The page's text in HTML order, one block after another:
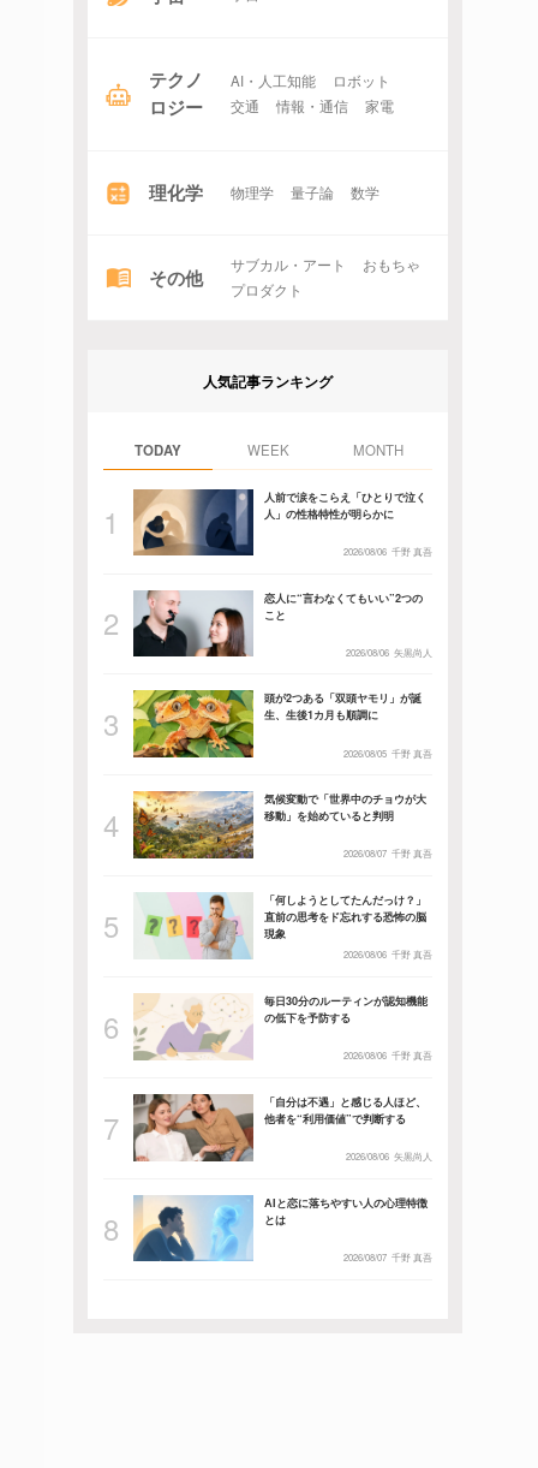
テクノ
ロジー
AI・人工知能
ロボット
交通
情報・通信 家電
理化学 物理学 量子論 数学
その他 サブカル・アート
おもちゃ
プロダクト
人気記事ランキング
TODAY WEEK MONTH
人前で涙をこらえ「ひとりで泣く
人」の性格特性が明らかに
2026/08/06 千野 真吾
恋人に“言わなくてもいい”2つの
こと
2026/08/06 矢黒尚人
頭が2つある「双頭ヤモリ」が誕
生、生後1カ月も順調に
2026/08/05 千野 真吾
気候変動で「世界中のチョウが大
移動」を始めていると判明
2026/08/07 千野 真吾
「何しようとしてたんだっけ？」
直前の思考をド忘れする恐怖の脳
現象
2026/08/06 千野 真吾
毎日30分のルーティンが認知機能
の低下を予防する
2026/08/06 千野 真吾
「自分は不遇」と感じる人ほど、
他者を“利用価値”で判断する
2026/08/06 矢黒尚人
AIと恋に落ちやすい人の心理特徴
とは
2026/08/07 千野 真吾